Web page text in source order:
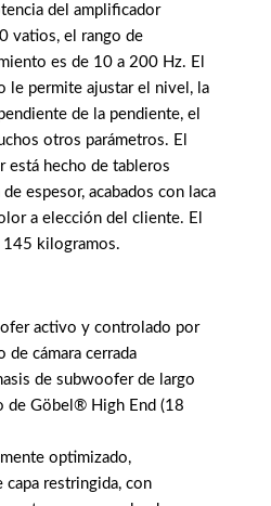
del amplificador
vatios, el rango de
es de 10 a 200 Hz. El
le permite ajustar el nivel, la
de la pendiente, el
otros parámetros. El
está hecho de tableros
espesor, acabados con laca
a elección del cliente. El
145 kilogramos.
activo y controlado por
de cámara cerrada
de subwoofer de largo
de Göbel® High End (18
optimizado,
capa restringida, con